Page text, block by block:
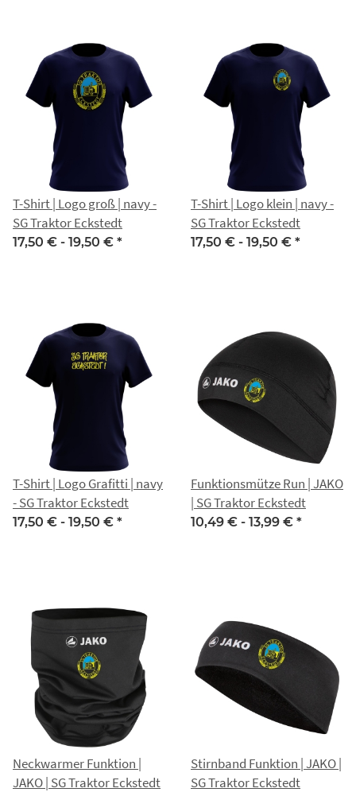
T-Shirt | Logo groß | navy -
SG Traktor Eckstedt
17,50 € - 19,50 € *
T-Shirt | Logo klein | navy -
SG Traktor Eckstedt
17,50 € - 19,50 € *
T-Shirt | Logo Grafitti | navy
- SG Traktor Eckstedt
17,50 € - 19,50 € *
Funktionsmütze Run | JAKO
| SG Traktor Eckstedt
10,49 € - 13,99 € *
Neckwarmer Funktion |
JAKO | SG Traktor Eckstedt
Stirnband Funktion | JAKO |
SG Traktor Eckstedt